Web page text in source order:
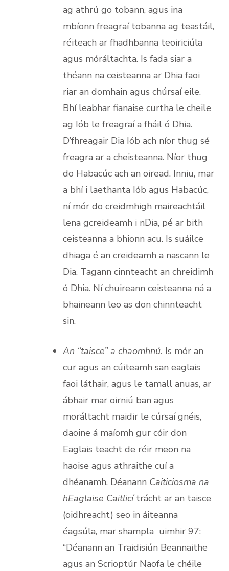
ag athrú go tobann, agus ina
mbíonn freagraí tobanna ag teastáil,
réiteach ar fhadhbanna teoiriciúla
agus móráltachta. Is fada siar a
théann na ceisteanna ar Dhia faoi
riar an domhain agus chúrsaí eile.
Bhí leabhar fianaise curtha le cheile
ag Iób le freagraí a fháil ó Dhia.
D’fhreagair Dia Iób ach níor thug sé
freagra ar a cheisteanna. Níor thug
do Habacúc ach an oiread. Inniu, mar
a bhí i laethanta Iób agus Habacúc,
ní mór do creidmhigh maireachtáil
lena gcreideamh i nDia, pé ar bith
ceisteanna a bhionn acu. Is suáilce
dhiaga é an creideamh a nascann le
Dia. Tagann cinnteacht an chreidimh
ó Dhia. Ní chuireann ceisteanna ná a
bhaineann leo as don chinnteacht
sin.
An “taisce” a chaomhnú. Is mór an
cur agus an cúiteamh san eaglais
faoi láthair, agus le tamall anuas, ar
ábhair mar oirniú ban agus
moráltacht maidir le cúrsaí gnéis,
daoine á maíomh gur cóir don
Eaglais teacht de réir meon na
haoise agus athraithe cuí a
dhéanamh. Déanann Caiticiosma na
hEaglaise Caitlicítrácht ar an taisce
(oidhreacht) seo in áiteanna
éagsúla, mar shampla uimhir 97:
“Déanann an Traidisiún Beannaithe
agus an Scrioptúr Naofa le chéile